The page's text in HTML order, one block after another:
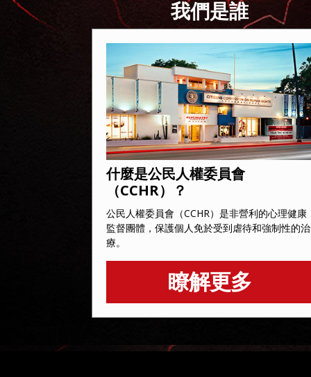
我們是誰
什麼是公民人權委員會
（CCHR）？
公民人權委員會（CCHR）是非營利的心理健康
監督團體，保護個人免於受到虐待和強制性的治
療。
瞭解更多